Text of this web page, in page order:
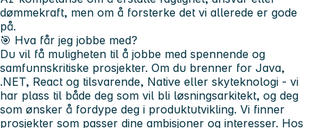
dømmekraft, men om å forsterke det vi allerede er gode
på.
🎯 Hva får jeg jobbe med?
Du vil få muligheten til å jobbe med spennende og
samfunnskritiske prosjekter. Om du brenner for Java,
.NET, React og tilsvarende, Native eller skyteknologi - vi
har plass til både deg som vil bli løsningsarkitekt, og deg
som ønsker å fordype deg i produktutvikling. Vi finner
prosjekter som passer dine ambisjoner og interesser. Hos